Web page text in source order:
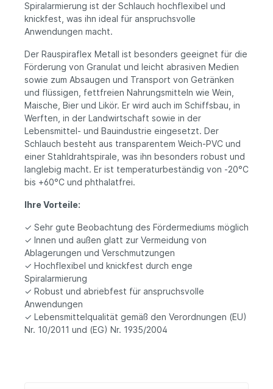
Spiralarmierung ist der Schlauch hochflexibel und
knickfest, was ihn ideal für anspruchsvolle
Anwendungen macht.
Der Rauspiraflex Metall ist besonders geeignet für die
Förderung von Granulat und leicht abrasiven Medien
sowie zum Absaugen und Transport von Getränken
und flüssigen, fettfreien Nahrungsmitteln wie Wein,
Maische, Bier und Likör. Er wird auch im Schiffsbau, in
Werften, in der Landwirtschaft sowie in der
Lebensmittel- und Bauindustrie eingesetzt. Der
Schlauch besteht aus transparentem Weich-PVC und
einer Stahldrahtspirale, was ihn besonders robust und
langlebig macht. Er ist temperaturbeständig von -20°C
bis +60°C und phthalatfrei.
Ihre Vorteile:
✓ Sehr gute Beobachtung des Fördermediums möglich
✓ Innen und außen glatt zur Vermeidung von
Ablagerungen und Verschmutzungen
✓ Hochflexibel und knickfest durch enge
Spiralarmierung
✓ Robust und abriebfest für anspruchsvolle
Anwendungen
✓ Lebensmittelqualität gemäß den Verordnungen (EU)
Nr. 10/2011 und (EG) Nr. 1935/2004